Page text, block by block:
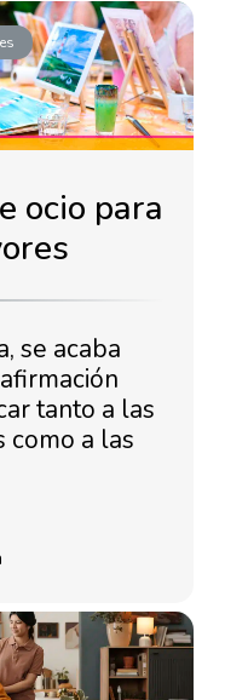
ocio para
se acaba
tanto a las
como a las